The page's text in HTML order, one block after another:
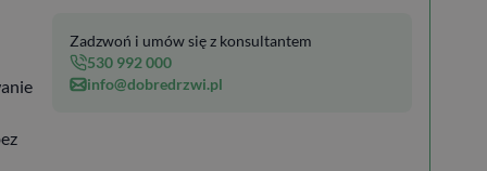
Zadzwoń i umów się z konsultantem
530 992 000
info@dobredrzwi.pl